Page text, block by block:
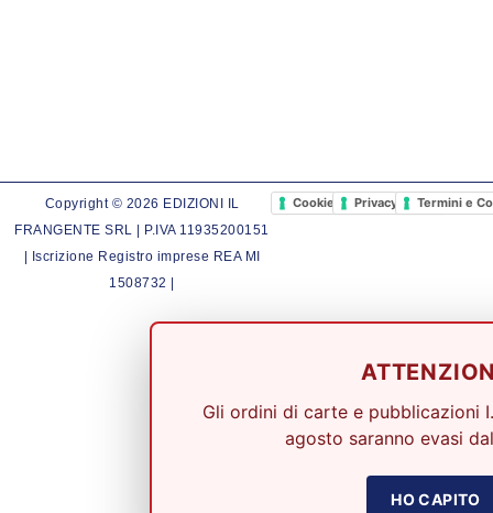
Copyright © 2026 EDIZIONI IL
FRANGENTE SRL | P.IVA 11935200151
| Iscrizione Registro imprese REA MI
1508732 |
Cookie PolicyPrivacy PolicyTermini e
Gli ordini di carte e pubblicazioni
agosto saranno evasi
HO CAPITO